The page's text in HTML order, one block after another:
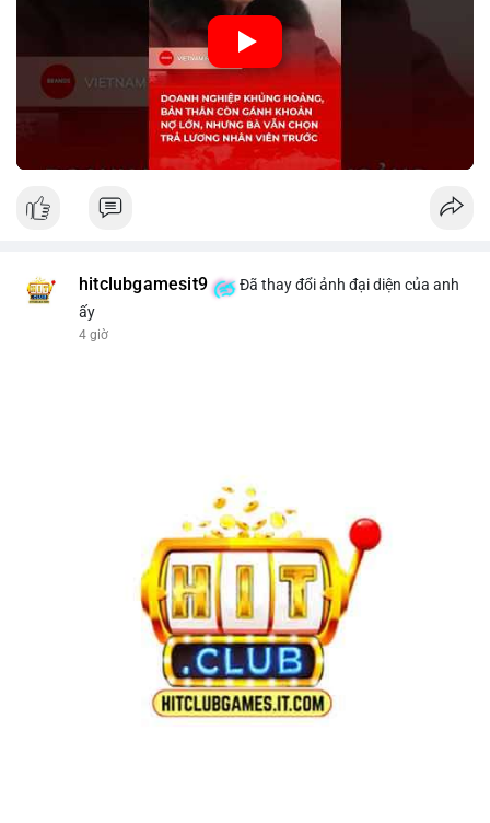
🎥 Xem video trực tiếp tại:
Nguồn: KIEN THUC KINH TE
hitclubgamesit9
Đã thay đổi ảnh đại diện của anh
ấy
4 giờ